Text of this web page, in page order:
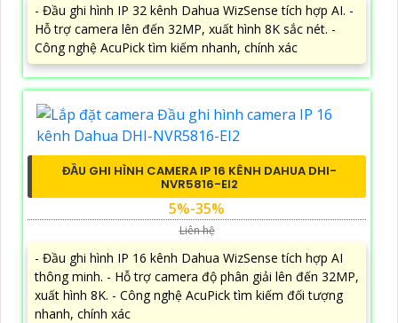
- Đầu ghi hình IP 32 kênh Dahua WizSense tích hợp AI. -
Hỗ trợ camera lên đến 32MP, xuất hình 8K sắc nét. -
Công nghệ AcuPick tìm kiếm nhanh, chính xác
ĐẦU GHI HÌNH CAMERA IP 16 KÊNH DAHUA DHI-
NVR5816-EI2
5%-35%
Liên hệ
- Đầu ghi hình IP 16 kênh Dahua WizSense tích hợp AI
thông minh. - Hỗ trợ camera độ phân giải lên đến 32MP,
xuất hình 8K. - Công nghệ AcuPick tìm kiếm đối tượng
nhanh, chính xác